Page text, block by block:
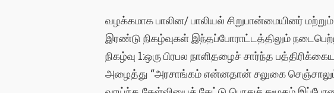
வழக்கமாக பாலின/ பாலியல் சிறுபான்மையினர்
இரண்டு நிகழ்வுகள் இந்தப்போராட்டத்திலும்
நிகழ்வு 1:ஒரு பிரபல நாளிதழைச் சார்ந்த
அழைத்து “அரசாங்கம் என்னதான் சலுகை